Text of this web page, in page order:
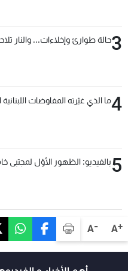
A+
A-
3حالة طوارئ وإخلاءات... والنار
4ما الذي غيّرته المفاوضات اللبنانية
5بالفيديو: الظهور الأوّل لمجتبى